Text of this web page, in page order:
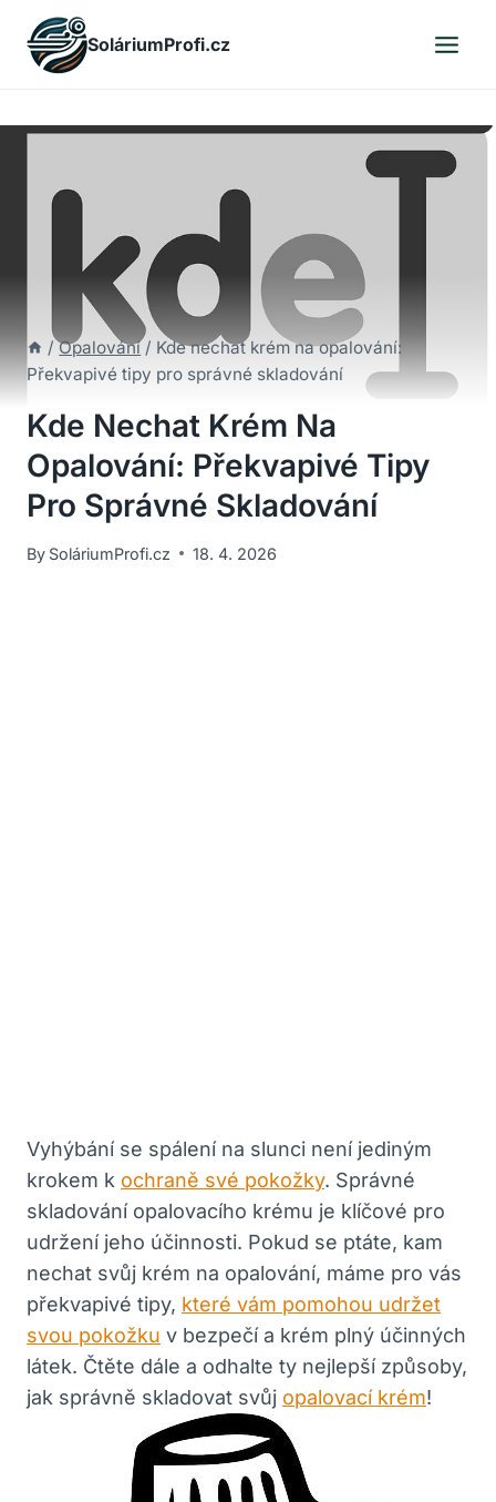
content
SoláriumProfi.cz
/ Opalování / Kde nechat krém na opalování:
Překvapivé tipy pro správné skladování
Kde Nechat Krém Na
Opalování: Překvapivé Tipy
Pro Správné Skladování
By SoláriumProfi.cz 18. 4. 2026
Vyhýbání se spálení na slunci není jediným
krokem k ochraně své pokožky. Správné
skladování opalovacího krému je klíčové pro
udržení jeho účinnosti. Pokud se ptáte, kam
nechat svůj krém na opalování, máme pro vás
překvapivé tipy, které vám pomohou udržet
svou pokožku v bezpečí a krém plný účinných
látek. Čtěte dále a odhalte ty nejlepší způsoby,
jak správně skladovat svůj opalovací krém!